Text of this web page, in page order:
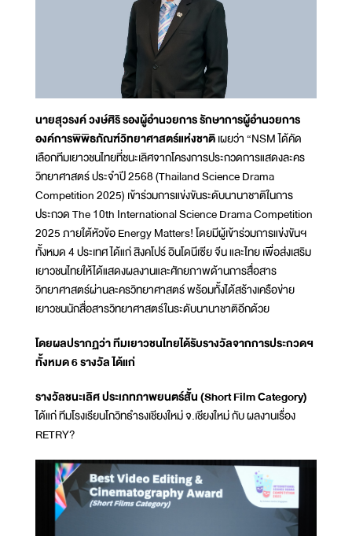
นายสุวรงค์ วงษ์ศิริ รองผู้อำนวยการ รักษาการผู้อำนวยการ
องค์การพิพิธภัณฑ์วิทยาศาสตร์แห่งชาติเผยว่า “NSM ได้คัด
เลือกทีมเยาวชนไทยที่ชนะเลิศจากโครงการประกวดการแสดงละคร
วิทยาศาสตร์ ประจำปี 2568 (Thailand Science Drama
Competition 2025) เข้าร่วมการแข่งขันระดับนานาชาติในการ
ประกวด The 10th International Science Drama Competition
2025 ภายใต้หัวข้อ Energy Matters! โดยมีผู้เข้าร่วมการแข่งขันฯ
ทั้งหมด 4 ประเทศ ได้แก่ สิงคโปร์ อินโดนีเซีย จีน และไทย เพื่อส่งเสริม
เยาวชนไทยให้ได้แสดงผลงานและศักยภาพด้านการสื่อสาร
วิทยาศาสตร์ผ่านละครวิทยาศาสตร์ พร้อมทั้งได้สร้างเครือข่าย
เยาวชนนักสื่อสารวิทยาศาสตร์ในระดับนานาชาติอีกด้วย
โดยผลปรากฏว่า ทีมเยาวชนไทยได้รับรางวัลจากการประกวดฯ
ทั้งหมด 6 รางวัล ได้แก่
รางวัลชนะเลิศ ประเภทภาพยนตร์สั้น (Short Film Category)
ได้แก่ ทีมโรงเรียนโกวิทธำรงเชียงใหม่ จ.เชียงใหม่ กับ ผลงานเรื่อง
RETRY?